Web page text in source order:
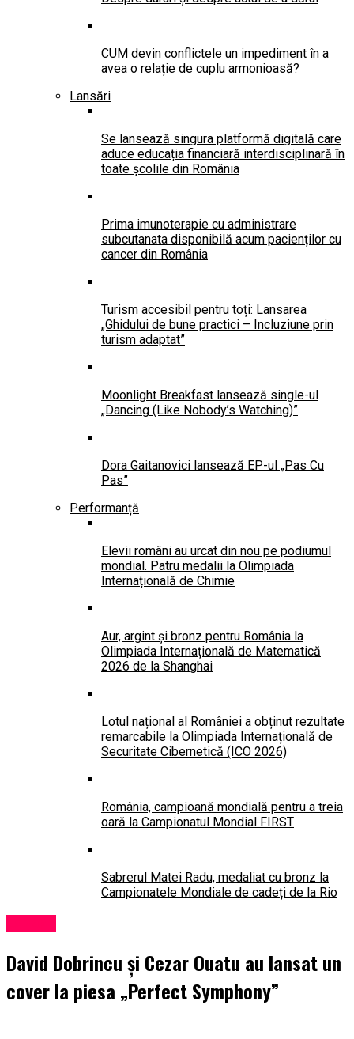
CUM devin conflictele un impediment în a
avea o relație de cuplu armonioasă?
Lansări
Se lansează singura platformă digitală care
aduce educația financiară interdisciplinară în
toate școlile din România
Prima imunoterapie cu administrare
subcutanata disponibilă acum pacienților cu
cancer din România
Turism accesibil pentru toți: Lansarea
„Ghidului de bune practici – Incluziune prin
turism adaptat”
Moonlight Breakfast lansează single-ul
„Dancing (Like Nobody’s Watching)”
Dora Gaitanovici lansează EP-ul „Pas Cu
Pas”
Performanță
Elevii români au urcat din nou pe podiumul
mondial. Patru medalii la Olimpiada
Internațională de Chimie
Aur, argint și bronz pentru România la
Olimpiada Internațională de Matematică
2026 de la Shanghai
Lotul național al României a obținut rezultate
remarcabile la Olimpiada Internațională de
Securitate Cibernetică (ICO 2026)
România, campioană mondială pentru a treia
oară la Campionatul Mondial FIRST
Sabrerul Matei Radu, medaliat cu bronz la
Campionatele Mondiale de cadeți de la Rio
David Dobrincu și Cezar Ouatu au lansat un
cover la piesa „Perfect Symphony”